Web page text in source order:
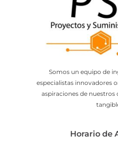
Somos un equipo de
especialistas innovadores
aspiraciones de nuestros
Horario de